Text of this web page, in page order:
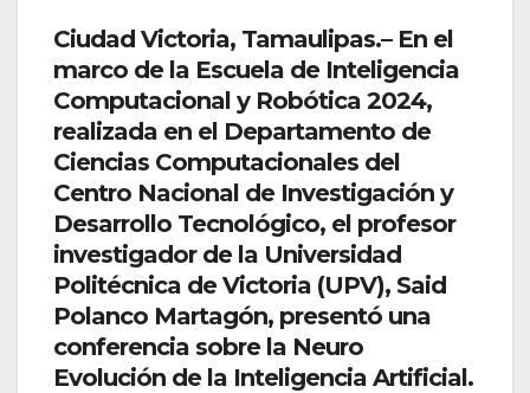
Ciudad Victoria, Tamaulipas.– En el
marco de la Escuela de Inteligencia
Computacional y Robótica 2024,
realizada en el Departamento de
Ciencias Computacionales del
Centro Nacional de Investigación y
Desarrollo Tecnológico, el profesor
investigador de la Universidad
Politécnica de Victoria (UPV), Said
Polanco Martagón, presentó una
conferencia sobre la Neuro
Evolución de la Inteligencia Artificial.